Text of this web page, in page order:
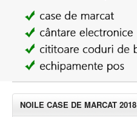
NOILE CASE DE MARCAT 2018